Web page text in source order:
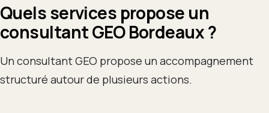
Quels services propose un
consultant GEO Bordeaux ?
Un consultant GEO propose un accompagnement
structuré autour de plusieurs actions.